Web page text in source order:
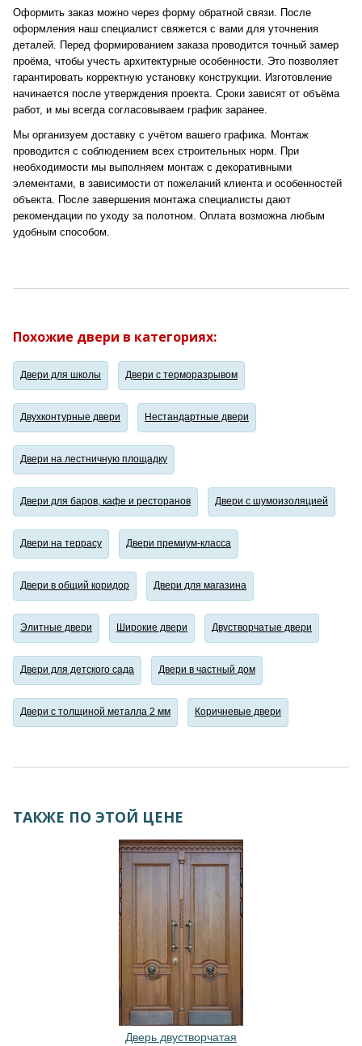
Оформить заказ можно через форму обратной связи. После
оформления наш специалист свяжется с вами для уточнения
деталей. Перед формированием заказа проводится точный замер
проёма, чтобы учесть архитектурные особенности. Это позволяет
гарантировать корректную установку конструкции. Изготовление
начинается после утверждения проекта. Сроки зависят от объёма
работ, и мы всегда согласовываем график заранее.
Мы организуем доставку с учётом вашего графика. Монтаж
проводится с соблюдением всех строительных норм. При
необходимости мы выполняем монтаж с декоративными
элементами, в зависимости от пожеланий клиента и особенностей
объекта. После завершения монтажа специалисты дают
рекомендации по уходу за полотном. Оплата возможна любым
удобным способом.
Похожие двери в категориях:
Двери для школы Двери с терморазрывом
Двухконтурные двери Нестандартные двери
Двери на лестничную площадку
Двери для баров, кафе и ресторанов Двери с шумоизоляцией
Двери на террасу Двери премиум-класса
Двери в общий коридор Двери для магазина
Элитные двери Широкие двери Двустворчатые двери
Двери для детского сада Двери в частный дом
Двери с толщиной металла 2 мм Коричневые двери
ТАКЖЕ ПО ЭТОЙ ЦЕНЕ
Дверь двустворчатая